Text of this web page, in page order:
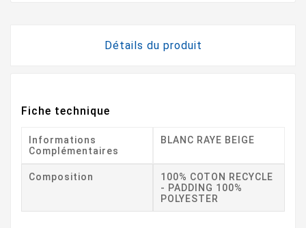
Détails du produit
Fiche technique
Informations
Complémentaires
BLANC RAYE BEIGE
Composition
100% COTON RECYCLE
- PADDING 100%
POLYESTER